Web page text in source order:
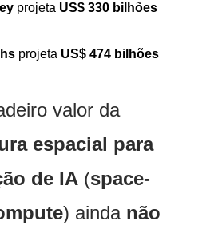
projeta US$ 330 bilhões
projeta US$ 474 bilhões
O verdadeiro valor da
espacial para
de IA (space-
) ainda não